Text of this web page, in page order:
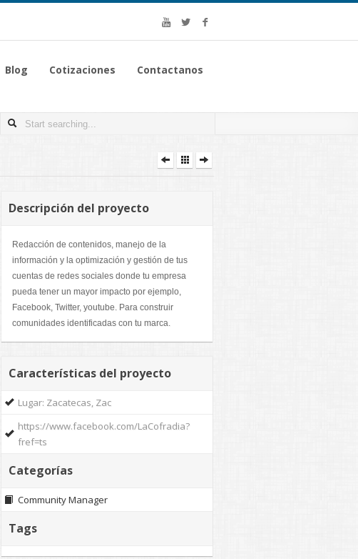
Blog Cotizaciones Contactanos
Descripción del proyecto
Redacción de contenidos, manejo de la
información y la optimización y gestión de tus
cuentas de redes sociales donde tu empresa
pueda tener un mayor impacto por ejemplo,
Facebook, Twitter, youtube. Para construir
comunidades identificadas con tu marca.
Características del proyecto
Lugar: Zacatecas, Zac
https://www.facebook.com/LaCofradia?
fref=ts
Categorías
Community Manager
Tags